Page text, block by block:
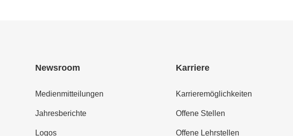
Newsroom
Medienmitteilungen
Jahresberichte
Logos
Karriere
Karrieremöglichkeiten
Offene Stellen
Offene Lehrstellen